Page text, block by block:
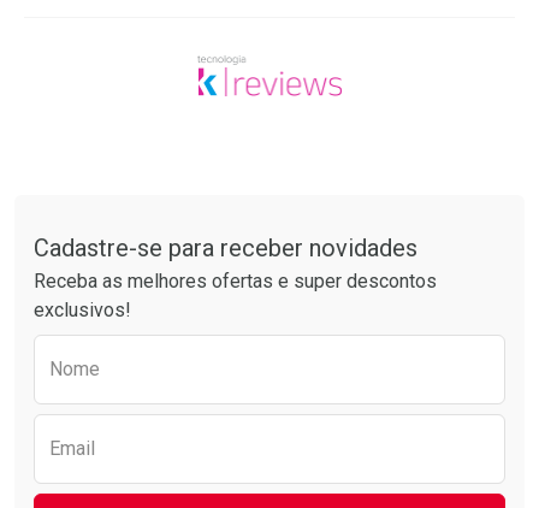
Cadastre-se para receber novidades
Receba as melhores ofertas e super descontos
exclusivos!
Nome
Email